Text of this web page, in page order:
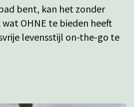
bent, kan het zonder
OHNE te bieden heeft
levensstijl on-the-go te